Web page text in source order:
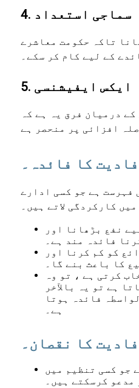
4. سماجی استعداد
تاکہ حکومت معاشرے
کے لیے کام کر سکے۔
5. ایکس ایفیشنسی
درمیان فرق یہ ہے کہ
افزائی پر منحصر ہے
کا فائدہ۔
فہرست ہے جو کسی ادارے
میں کارکردگی لاتے ہیں۔
نفع بڑھانا اور
فائدہ مند ہے۔
کو کم کرنا اور
کا باعث بنے گا۔
کرتی ہے ، تو وہ
ہے تو یہ بالآخر
فائدہ ہوتا
ہے۔
کا نقصان۔
جو کسی تنظیم میں
مدعو کرسکتے ہیں۔